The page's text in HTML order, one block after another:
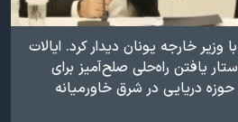
وزیر خارجه یونان دیدار کرد. ایالات
یافتن راه‌حلی صلح‌آمیز برای
دریایی در شرق خاورمیانه